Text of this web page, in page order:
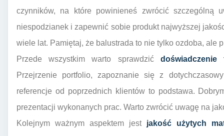
czynników, na które powinieneś zwrócić szczególną
niespodzianek i zapewnić sobie produkt najwyższej
wiele lat. Pamiętaj, że balustrada to nie tylko ozdoba, ale
Przede wszystkim warto sprawdzićdoświadczenie
Przejrzenie portfolio, zapoznanie się z
referencje od poprzednich klientów to podstawa.
prezentacji wykonanych prac. Warto zwrócić uwagę na
Kolejnym ważnym aspektem jestjakość użytych